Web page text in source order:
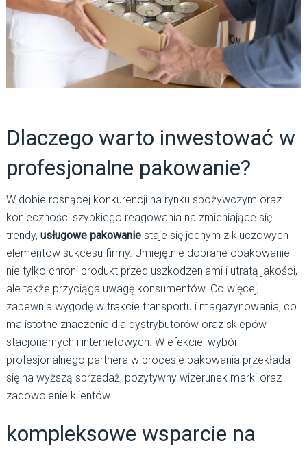
Dlaczego warto inwestować w
profesjonalne pakowanie?
W dobie rosnącej konkurencji na rynku spożywczym oraz
konieczności szybkiego reagowania na zmieniające się
trendy, usługowe pakowaniestaje się jednym z kluczowych
elementów sukcesu firmy. Umiejętnie dobrane opakowanie
nie tylko chroni produkt przed uszkodzeniami i utratą jakości,
ale także przyciąga uwagę konsumentów. Co więcej,
zapewnia wygodę w trakcie transportu i magazynowania, co
ma istotne znaczenie dla dystrybutorów oraz sklepów
stacjonarnych i internetowych. W efekcie, wybór
profesjonalnego partnera w procesie pakowania przekłada
się na wyższą sprzedaż, pozytywny wizerunek marki oraz
zadowolenie klientów.
kompleksowe wsparcie na